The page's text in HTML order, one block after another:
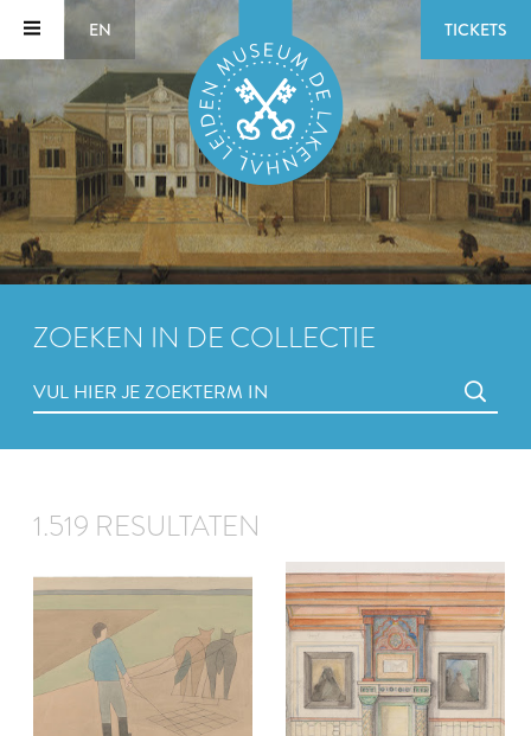
EN TICKETS
ZOEKEN IN DE COLLECTIE
1.519 RESULTATEN